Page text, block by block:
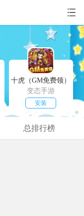
十虎（GM免费领）
变态手游
安装
总排行榜